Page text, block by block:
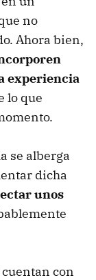
no
Ahora bien,
experiencia
lo que
se alberga
dicha
unos
con